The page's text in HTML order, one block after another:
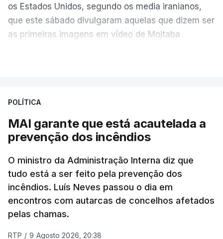
os Estados Unidos, segundo os media iranianos,
que este sábado divulgaram aquelas que dizem ser
as primeiras imagens em vídeo de Mojtaba
Mehr na rede social Telegram, como aquilo que
israelita, que nos últimos tempos vem dando conta
de que o líder supremo iraniano estará em estado
crítico na sequência do bombardeamento que no
último dia de fevereiro passado matou o pai, o
ayatollah Ali Khamenei, e outros membros da
família.
As imagens mostram Mojtaba Khamenei no que
será uma aula religiosa, mas sem qualquer
POLÍTICA
MAI garante que está acautelada a
prevenção dos incêndios
O ministro da Administração Interna diz que
tudo está a ser feito pela prevenção dos
incêndios. Luís Neves passou o dia em
encontros com autarcas de concelhos afetados
pelas chamas.
RTP / 9 Agosto 2026, 20:38